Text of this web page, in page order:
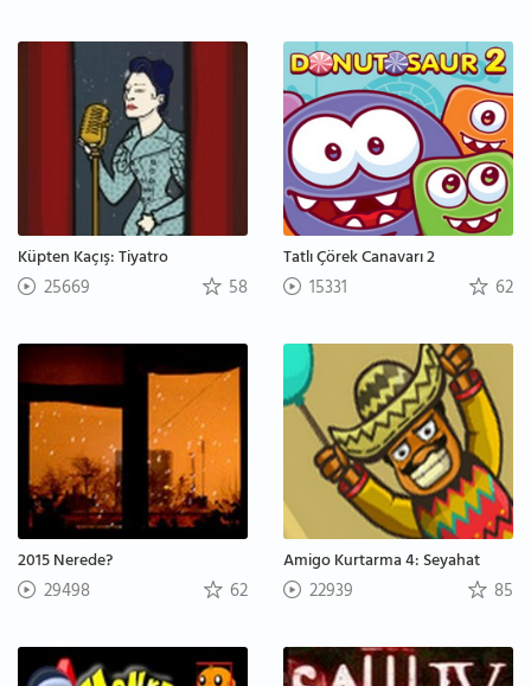
Küpten Kaçış: Tiyatro
25669 58
Tatlı Çörek Canavarı 2
15331 62
2015 Nerede?
29498 62
Amigo Kurtarma 4: Seyahat
22939 85